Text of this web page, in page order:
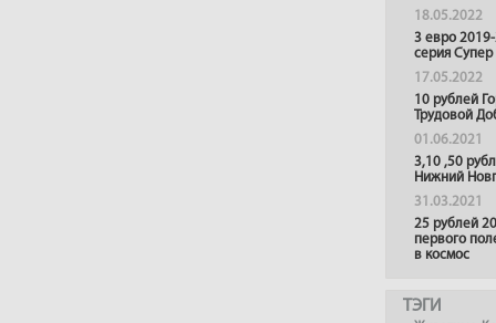
18.05.2022
3 евро
серия
17.05.2022
10 рублей
Трудовой
01.06.2021
3,10 ,50
Нижний
31.03.2021
25 рублей
первого
в космос
ТЭГИ